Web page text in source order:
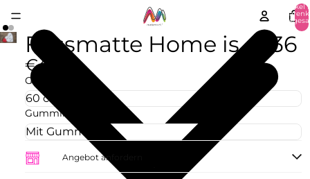
Artikel
Fussmatte Home is 4736
€42,73
Größe
Gummirand
Angebot anfordern